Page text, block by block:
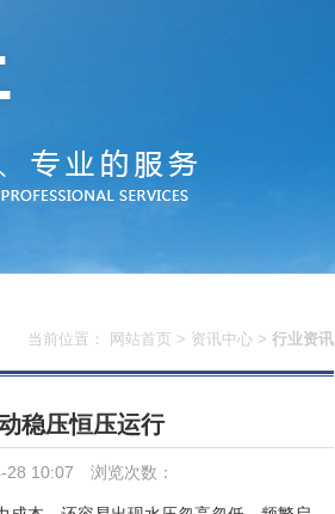
当前位置： 网站首页 > 资讯中心 > 行业资讯
稳压恒压运行
28 10:07 浏览次数：